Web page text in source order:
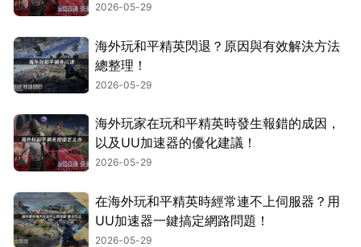
2026-05-29
海外玩和平精英閃退？原因與有效解決方法
總整理！
2026-05-29
海外玩家在玩和平精英時發生報錯的成因，
以及UU加速器的優化建議！
2026-05-29
在海外玩和平精英時經常連不上伺服器？用
UU加速器一鍵搞定網路問題！
2026-05-29